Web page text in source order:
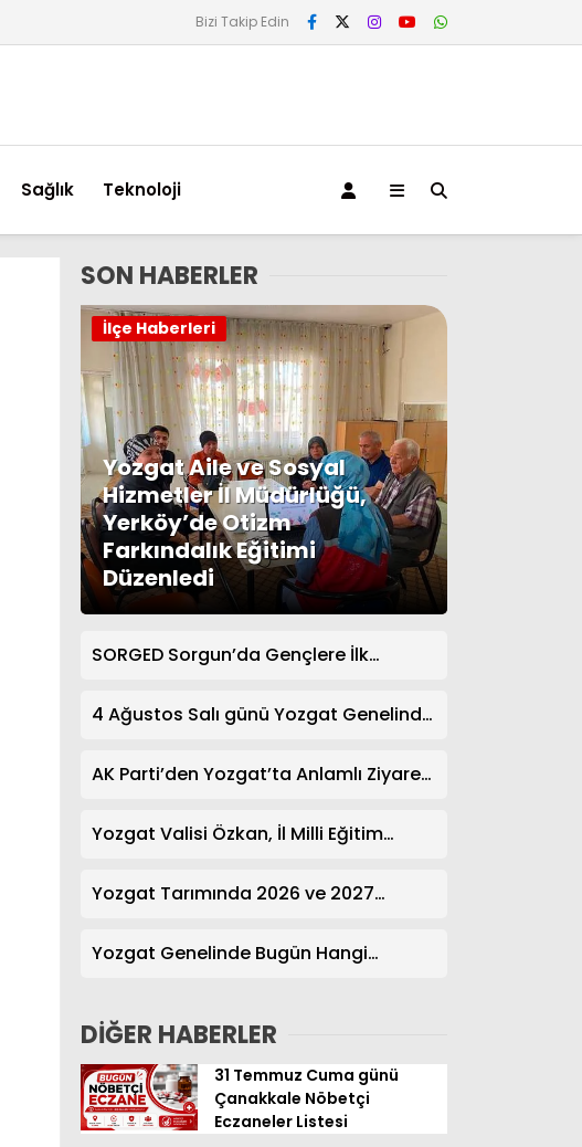
Bizi Takip Edin
Sağlık Teknoloji
SON HABERLER
Yozgat Aile ve Sosyal
Hizmetler İl Müdürlüğü,
Yerköy’de Otizm
Farkındalık Eğitimi
Düzenledi
İlçe Haberleri
SORGED Sorgun’da Gençlere İlk
4 Ağustos Salı günü Yozgat Genelinde
AK Parti’den Yozgat’ta Anlamlı Ziyaret!
Üyeleriyle Buluştu
Yozgat Valisi Özkan, İl Milli Eğitim
Yozgat Tarımında 2026 ve 2027
Yozgat Genelinde Bugün Hangi
DİĞER HABERLER
31 Temmuz Cuma günü
Çanakkale Nöbetçi
Eczaneler Listesi